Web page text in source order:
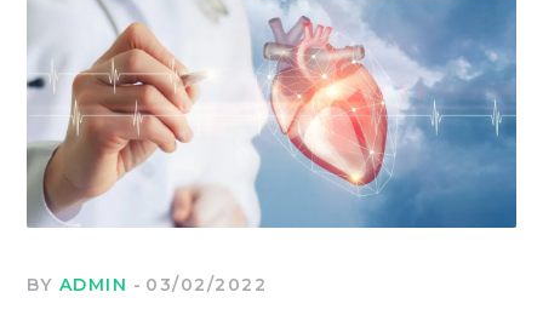
BY ADMIN
03/02/2022